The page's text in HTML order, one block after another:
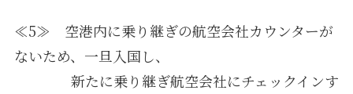
≪5≫ 空港内に乗り継ぎの航空会社カウンターが
ないため、一旦入国し、
新たに乗り継ぎ航空会社にチェックインす